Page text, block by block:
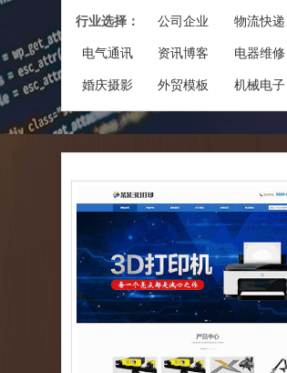
行业选择： 公司企业 物流快递
电气通讯 资讯博客 电器维修
婚庆摄影 外贸模板 机械电子